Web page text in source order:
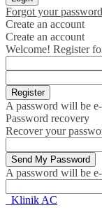
Forgot your
Create an account
Create an account
Welcome! Register
A password will be
Password recovery
Recover your
A password will be
Klinik AC